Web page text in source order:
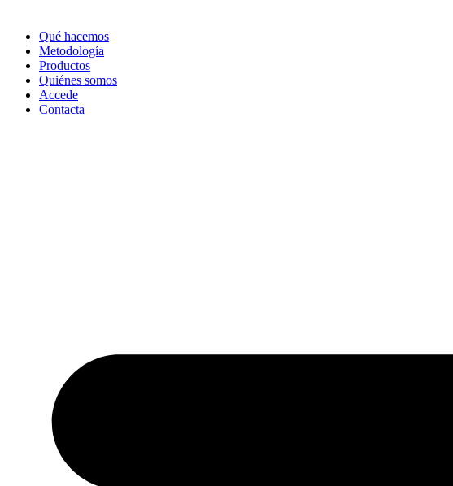
Qué hacemos
Metodología
Productos
Quiénes somos
Accede
Contacta